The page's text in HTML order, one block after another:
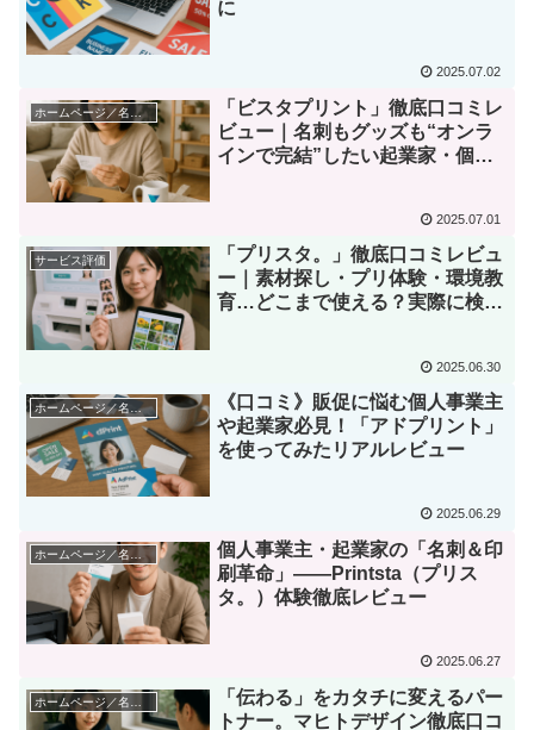
に
2025.07.02
ホームページ／名刺・印刷系サービス
「ビスタプリント」徹底口コミレ
ビュー｜名刺もグッズも“オンラ
インで完結”したい起業家・個人
2025.07.01
サービス評価
「プリスタ。」徹底口コミレビュ
ー｜素材探し・プリ体験・環境教
育…どこまで使える？実際に検証
2025.06.30
ホームページ／名刺・印刷系サービス
《口コミ》販促に悩む個人事業主
や起業家必見！「アドプリント」
を使ってみたリアルレビュー
2025.06.29
ホームページ／名刺・印刷系サービス
個人事業主・起業家の「名刺＆印
刷革命」——Printsta（プリス
タ。）体験徹底レビュー
2025.06.27
「伝わる」をカタチに変えるパー
トナー。マヒトデザイン徹底口コ